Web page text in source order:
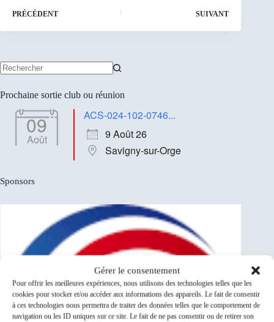
Gérer le consentement
Pour offrir les meilleures expériences, nous utilisons des technologies telles que les
cookies pour stocker et/ou accéder aux informations des appareils. Le fait de consentir
à ces technologies nous permettra de traiter des données telles que le comportement de
navigation ou les ID uniques sur ce site. Le fait de ne pas consentir ou de retirer son
PRÉCÉDENT SUIVANT
résultat
Prochaine sortie club ou réunion
09
Août
ACS-024-102-0746...
9 Août 26
Savigny-sur-Orge
Sponsors